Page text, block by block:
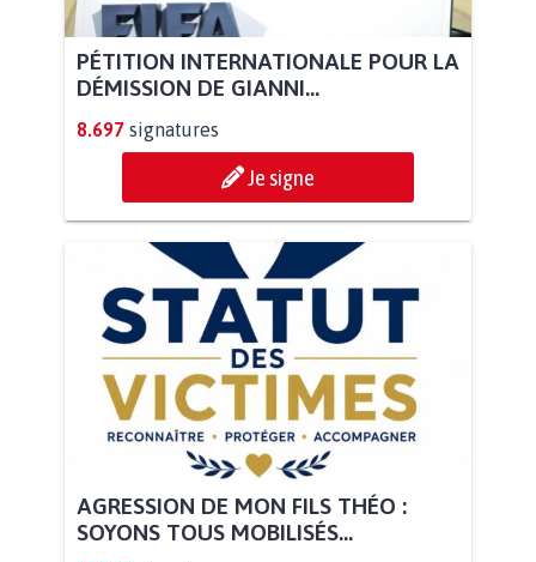
PÉTITION INTERNATIONALE POUR LA
DÉMISSION DE GIANNI...
8.697 signatures
Je signe
AGRESSION DE MON FILS THÉO :
SOYONS TOUS MOBILISÉS...